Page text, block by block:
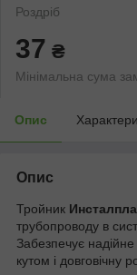
Роздріб
37 ₴
Мінімальна сума
Опис
Опис
Тройник
трубопроводу в
Забезпечує
кутом і довговічну